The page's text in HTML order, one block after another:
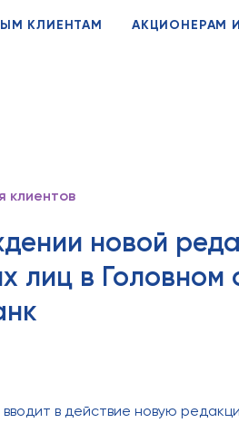
КЛИЕНТАМ АКЦИОНЕРАМ
клиентов
новой
лиц в
в действие новую